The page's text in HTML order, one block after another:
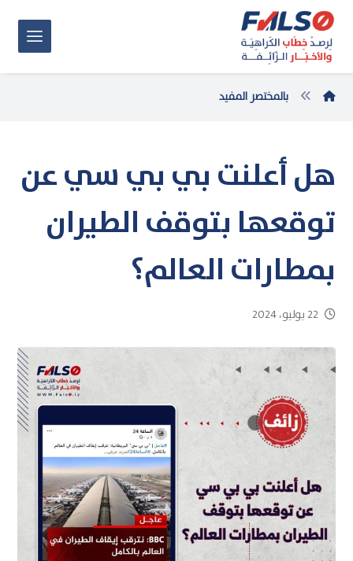
بالمختصر المفيد
هل أعلنت بي بي سي عن
توقعها بتوقف الطيران
بمطارات العالم؟
22 يوليو، 2024